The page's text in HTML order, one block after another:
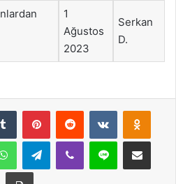
1
Ağustos
2023
Serkan
D.
Tumblr PinterestReddit VKontakte
WhatsAppTelegramViber Line E-Posta ile
Yazdır